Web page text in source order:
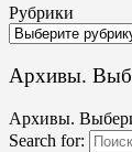
Рубрики
Архивы.
Архивы.
Search for: